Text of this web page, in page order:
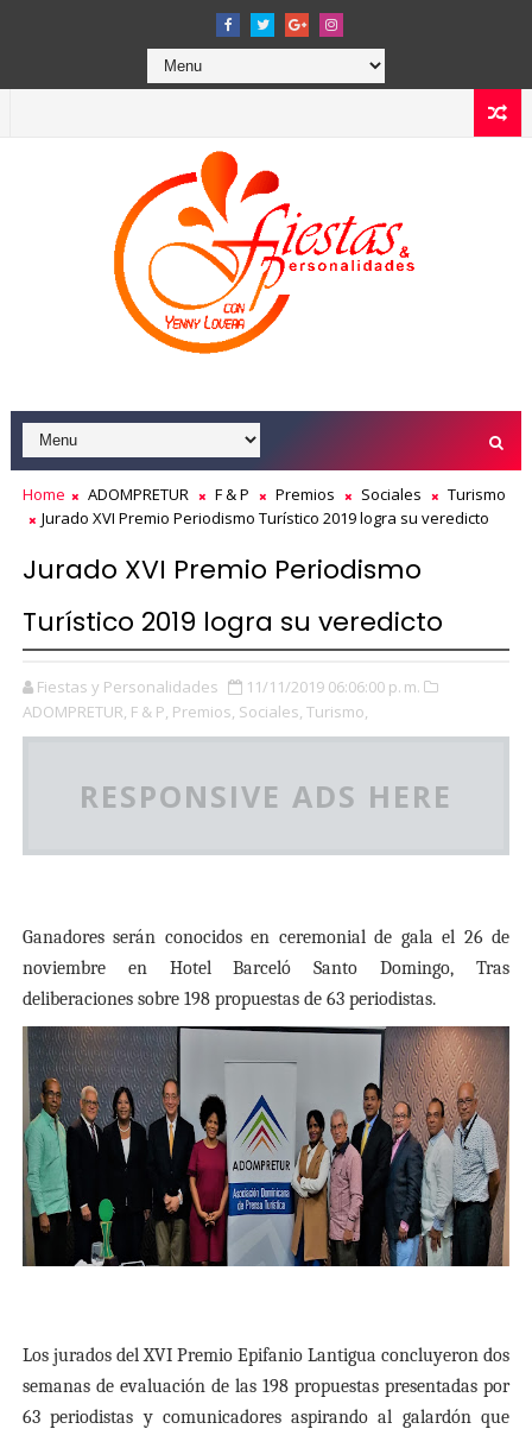
Home ADOMPRETUR F & P Premios Sociales
Turismo
Jurado XVI Premio Periodismo Turístico 2019 logra su veredicto
Jurado XVI Premio Periodismo
Turístico 2019 logra su veredicto
Fiestas y Personalidades
11/11/2019 06:06:00 p. m.
ADOMPRETUR, F & P, Premios, Sociales, Turismo,
RESPONSIVE ADS HERE
Ganadores serán conocidos en ceremonial de gala el 26 de
noviembre en Hotel Barceló Santo Domingo, Tras
deliberaciones sobre 198 propuestas de 63 periodistas.
Los jurados del XVI Premio Epifanio Lantigua concluyeron dos
semanas de evaluación de las 198 propuestas presentadas por
63 periodistas y comunicadores aspirando al galardón que